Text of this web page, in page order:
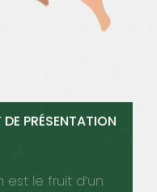
PRÉSENTATION
le fruit d’un